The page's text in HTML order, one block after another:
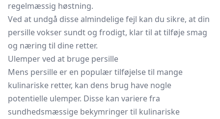
regelmæssig høstning.
Ved at undgå disse almindelige fejl kan du sikre, at din
persille vokser sundt og frodigt, klar til at tilføje smag
og næring til dine retter.
Ulemper ved at bruge persille
Mens persille er en populær tilføjelse til mange
kulinariske retter, kan dens brug have nogle
potentielle ulemper. Disse kan variere fra
sundhedsmæssige bekymringer til kulinariske